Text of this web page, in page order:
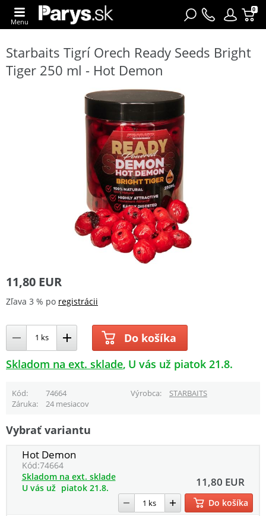
0
Menu
Starbaits Tigrí Orech Ready Seeds Bright
Tiger 250 ml - Hot Demon
11,80 EUR
Zľava 3 % po registrácii
Do košíka
Skladom na ext. sklade U vás už piatok 21.8.
Kód 74664 Výrobca
STARBAITS
Záruka
24 mesiacov
Vybrať variantu
Hot Demon
Kód:74664
11,80 EUR
Skladom na ext. sklade
U vás už piatok 21.8.
Do košíka